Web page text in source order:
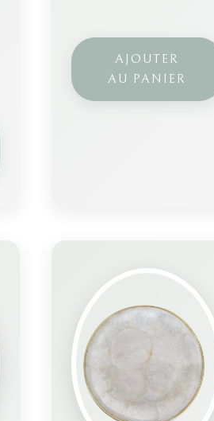
AJOUTER
AU PANIER